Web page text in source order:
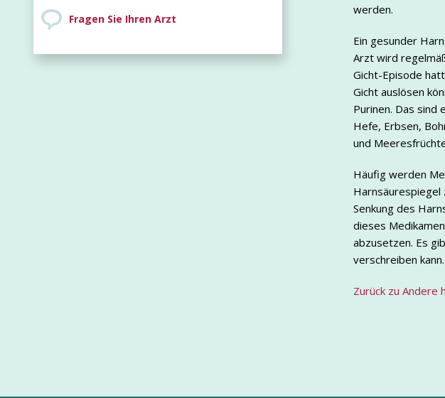
Fragen Sie Ihren Arzt
werden.
Ein gesunder
Arzt wird
Gicht-Episode
Gicht auslösen
Purinen. Das sind
Hefe, Erbsen,
und
Häufig werden
Harnsäurespiegel
Senkung des
dieses
abzusetzen. Es
verschreiben
Zurück zu Andere